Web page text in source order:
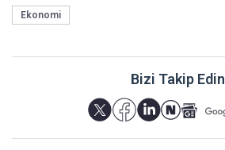
Ekonomi
Bizi Takip Edin